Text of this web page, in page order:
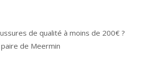
de qualité à moins de 200€ ?
de Meermin